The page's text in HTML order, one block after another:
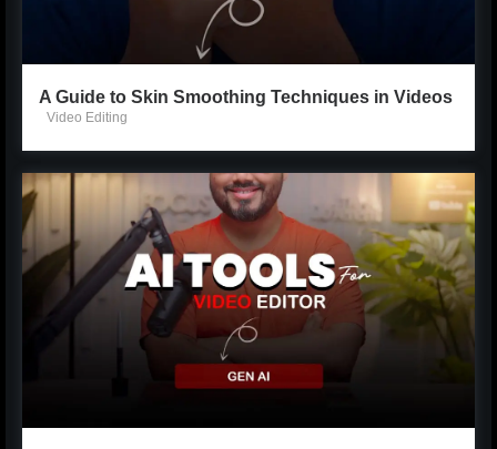
A Guide to Skin Smoothing Techniques in Videos
Video Editing